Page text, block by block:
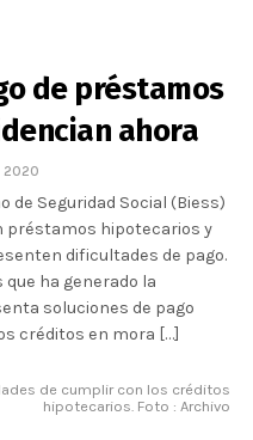
de préstamos
ahora
2020
de Seguridad Social (Biess)
préstamos hipotecarios y
dificultades de pago.
ha generado la
soluciones de pago
créditos en mora […]
de cumplir con los créditos
hipotecarios. Foto : Archivo